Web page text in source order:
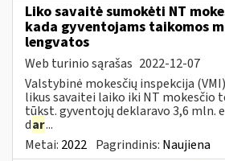
Liko savaitė sumokėti NT
kada gyventojams taikomos
lengvatos
Web turinio sąrašas 2022-12-07
Valstybinė mokesčių inspekcija
likus savaitei laiko iki NT mokesčio
tūkst. gyventojų deklaravo 3,6 mln.
dar...
Metai: 2022 Pagrindinis: Naujiena